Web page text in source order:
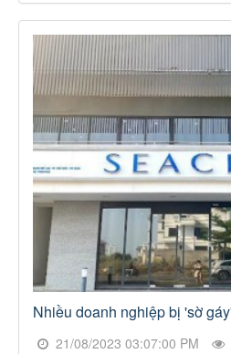
Nhiều doanh nghiệp bị 'sờ
21/08/2023 03:07:00 PM